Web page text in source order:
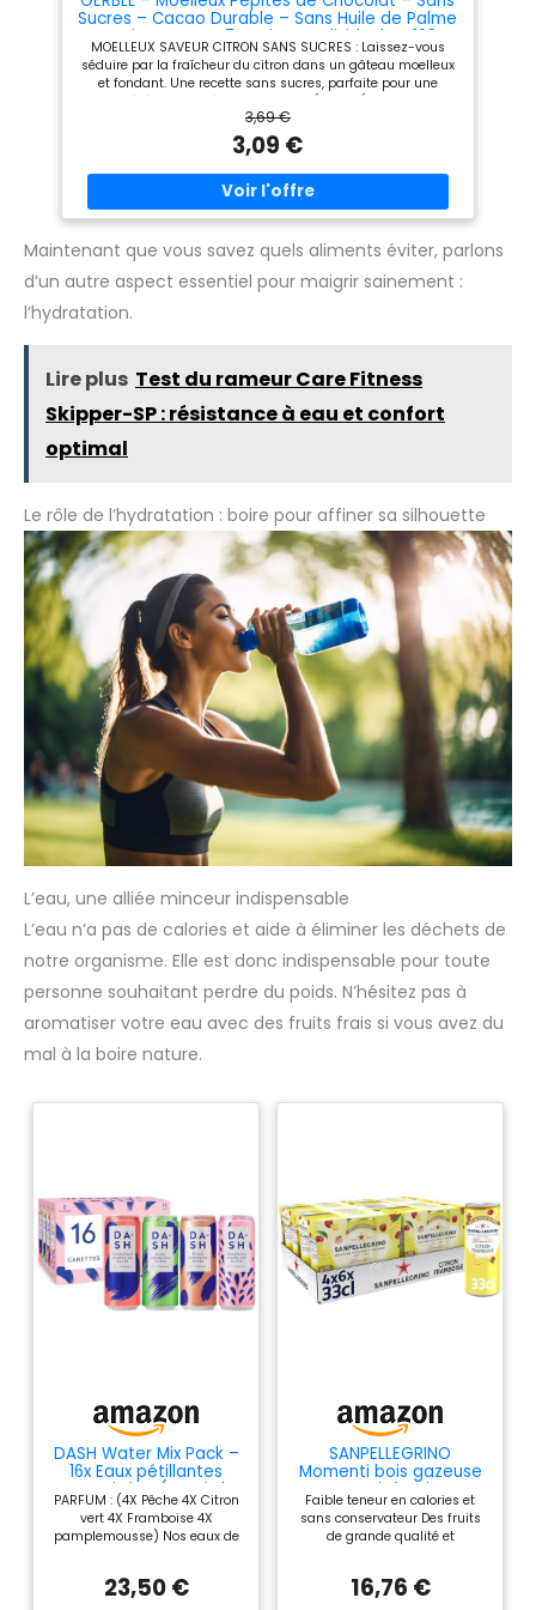
Sucres – Cacao Durable – Sans Huile de Palme
– Nutri-Score B – 7 Sachets Individuels – 196 g
MOELLEUX SAVEUR CITRON SANS SUCRES : Laissez-vous
séduire par la fraîcheur du citron dans un gâteau moelleux
et fondant. Une recette sans sucres, parfaite pour une
pause légère et fruitée UNE RECETTE ÉLABORÉE AVEC SOIN :
Sans sucres, sans huile de palme, avec des ingrédients
rigoureusement sélectionnés pour offrir un équilibre parfait
entre plaisir et qualité. UNE PAUSE GOURMANDE SANS
SUCRES : Savourez des encas moelleux ou croustillants
sans sucres, parfaits pour se faire plaisir tout en maîtrisant
sa consommation au quotidien. À EMPORTER PARTOUT,
FACILEMENT : Grâce à leur format pratique, ces biscuits sont
idéaux pour une pause gourmande à emporter : au bureau,
en balade ou dans votre sac. L’ENGAGEMENT GERBLÉ POUR
LE BIEN-ÊTRE : Depuis plus de 90 ans, Gerblé s’engage pour
une alimentation saine, durable et gourmande, avec des
3,69 €
3,09 €
Maintenant que vous savez quels aliments éviter, parlons
d’un autre aspect essentiel pour maigrir sainement :
l’hydratation.
Lire plus Test du rameur Care Fitness
Skipper-SP : résistance à eau et confort
optimal
Le rôle de l’hydratation : boire pour affiner sa silhouette
L’eau, une alliée minceur indispensable
L’eau n’a pas de calories et aide à éliminer les déchets de
notre organisme. Elle est donc indispensable pour toute
personne souhaitant perdre du poids. N’hésitez pas à
aromatiser votre eau avec des fruits frais si vous avez du
mal à la boire nature.
DASH Water Mix Pack –
16x Eaux pétillantes
aromatisées (4X Pêche
4X Citron vert 4X
Framboise 4X
Pamplemousse) SANS
SANS calories –
Infusées avec des
PARFUM : (4X Pêche 4X Citron
vert 4X Framboise 4X
pamplemousse) Nos eaux de
nous englobons tous les fruits
23,50 €
SANPELLEGRINO
Momenti bois gazeuse
aromatisée citron
framboise - 4 packs de
6x33cl
Faible teneur en calories et
sans conservateur Des fruits
de grande qualité et
permettant une conservation
16,76 €